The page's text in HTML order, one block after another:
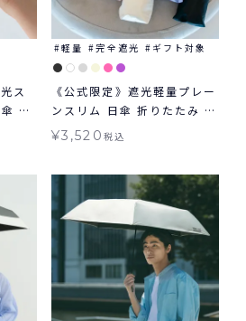
ス
折
対
軽量 完全遮光 ギフト対象
《公式限定》遮光軽量プレー
ンスリム 日傘 折りたたみ ギ
フト対象 晴雨兼用 Wpc.
¥3,520 税込